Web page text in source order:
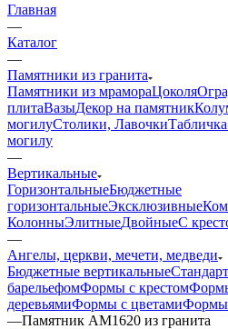
Главная
—
Каталог
—
Памятники из гранита
Памятники из мрамораЦоколя
плитаВазыДекор на памятник
могилуСтолики, Лавочки
могилу
—
Вертикальные
ГоризонтальныеБюджетные
горизонтальныеЭксклюзивные
КолонныЭлитныеДвойныеС
—
Ангелы, церкви, мечети, медведи
Бюджетные вертикальные
барельефомФормы с крестом
деревьямиФормы с цветамиФормы
—Памятник AM1620 из гранита